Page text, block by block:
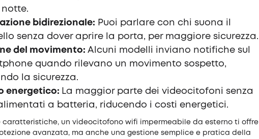
bidirezionale: Puoi parlare con chi suona il
senza dover aprire la porta, per maggiore sicurezza.
del movimento: Alcuni modelli inviano notifiche sul
quando rilevano un movimento sospetto,
la sicurezza.
energetico: La maggior parte dei videocitofoni senza
a batteria, riducendo i costi energetici.
caratteristiche, un videocitofono wifi impermeabile da esterno ti offre
avanzata, ma anche una gestione semplice e pratica della